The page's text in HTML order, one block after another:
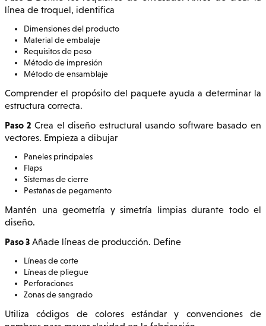
línea de troquel, identifica
Dimensiones del producto
Material de embalaje
Requisitos de peso
Método de impresión
Método de ensamblaje
Comprender el propósito del paquete ayuda a determinar la
estructura correcta.
Paso 2 Crea el diseño estructural usando software basado en
vectores. Empieza a dibujar
Paneles principales
Flaps
Sistemas de cierre
Pestañas de pegamento
Mantén una geometría y simetría limpias durante todo el
diseño.
Paso 3 Añade líneas de producción. Define
Líneas de corte
Líneas de pliegue
Perforaciones
Zonas de sangrado
Utiliza códigos de colores estándar y convenciones de